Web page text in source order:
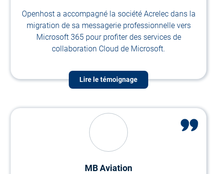
Openhost a accompagné la société Acrelec dans la
migration de sa messagerie professionnelle vers
Microsoft 365 pour profiter des services de
collaboration Cloud de Microsoft.
Lire le témoignage
MB Aviation